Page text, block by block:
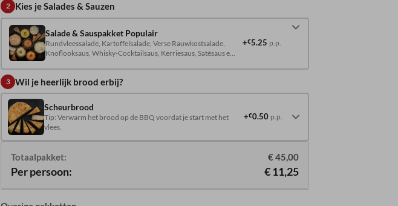
2
Kies je Salades & Sauzen
Salade & Sauspakket Populair
Rundvleessalade, Kartoffelsalade, Verse Rauwkostsalade,
Knoflooksaus, Whisky-Cocktailsaus, Kerriesaus, Satésaus en
+€5.25 p.p.
3 Wil je heerlijk brood erbij?
Scheurbrood
Tip: Verwarm het brood op de BBQ voordat je start met het
vlees.
+€0.50 p.p.
Totaalpakket: € 45,00
Per persoon: € 11,25